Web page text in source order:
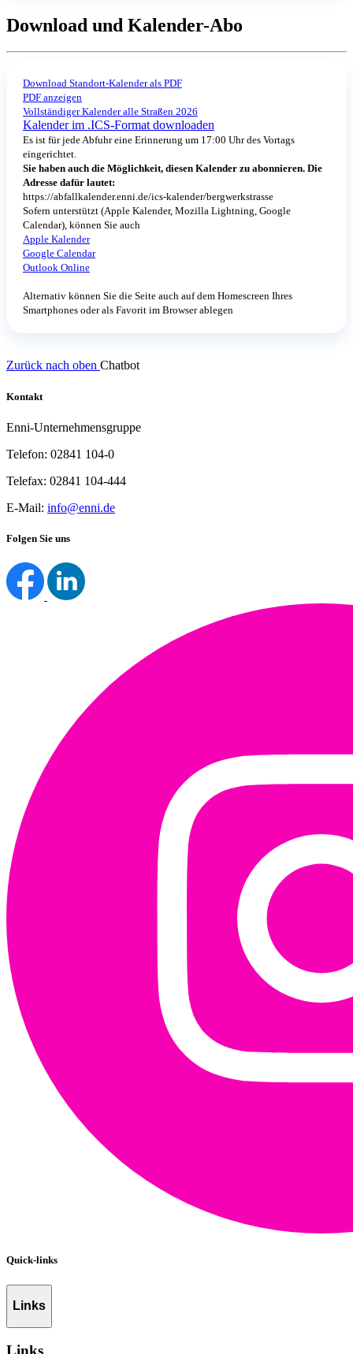
Download und Kalender-Abo
Download Standort-Kalender als PDF
PDF anzeigen
Vollständiger Kalender alle Straßen 2026
Kalender im .ICS-Format downloaden
Es ist für jede Abfuhr eine Erinnerung um 17:00 Uhr des Vortags
eingerichtet.
Sie haben auch die Möglichkeit, diesen Kalender zu abonnieren. Die
Adresse dafür lautet:
https://abfallkalender.enni.de/ics-kalender/bergwerkstrasse
Sofern unterstützt (Apple Kalender, Mozilla Lightning, Google
Calendar), können Sie auch
Apple Kalender
Google Calendar
Outlook Online
Alternativ können Sie die Seite auch auf dem Homescreen Ihres
Smartphones oder als Favorit im Browser ablegen
Zurück nach oben Chatbot
Kontakt
Enni-Unternehmensgruppe
Telefon: 02841 104-0
Telefax: 02841 104-444
E-Mail: info@enni.de
Folgen Sie uns
Quick-links
Links